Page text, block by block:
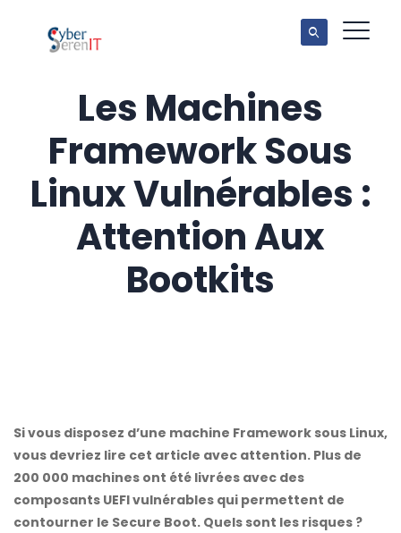
Les Machines
Framework Sous
Linux Vulnérables :
Attention Aux
Bootkits
Si vous disposez d’une machine Framework sous Linux,
vous devriez lire cet article avec attention. Plus de
200 000 machines ont été livrées avec des
composants UEFI vulnérables qui permettent de
contourner le Secure Boot. Quels sont les risques ?